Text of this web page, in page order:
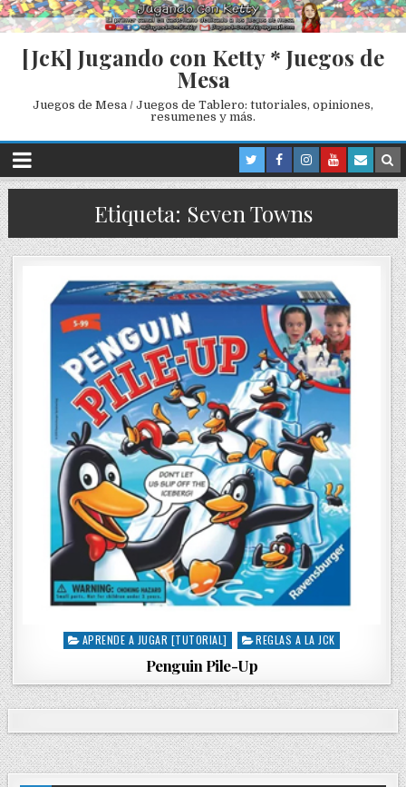
[JcK] Jugando con Ketty * Juegos de
Mesa
Juegos de Mesa / Juegos de Tablero: tutoriales, opiniones,
resumenes y más.
Etiqueta: Seven Towns
P
t
e
d
i
n
APRENDE A JUGAR [TUTORIAL] REGLAS A LA JCK
Penguin Pile-Up